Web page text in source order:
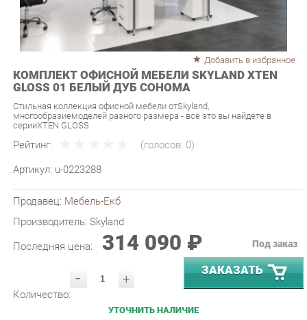
КОМПЛЕКТ ОФИСНОЙ МЕБЕЛИ SKYLAND XTEN
GLOSS 01 БЕЛЫЙ ДУБ СОНОМА
Стильная коллекция офисной мебели отSkyland,
серииXTEN GLOSS
Рейтинг:
Артикул: u-0223288
Производитель:Skyland
Последняя цена: 314 090 ₽
- ЗАКАЗАТЬ
УТОЧНИТЬ НАЛИЧИЕ
ПРИГЛАСИТЬ ЗАМЕРЩИКА